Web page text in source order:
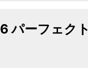
パーフェク